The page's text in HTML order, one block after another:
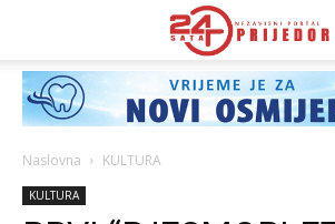
Naslovna KULTURA
KULTURA